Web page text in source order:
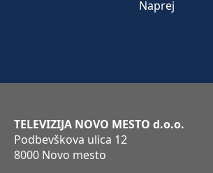
Naprej
TELEVIZIJA NOVO MESTO d.o.o.
Podbevškova ulica 12
8000 Novo mesto